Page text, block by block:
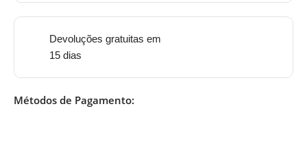
Devoluções gratuitas em
15 dias
Métodos de Pagamento: